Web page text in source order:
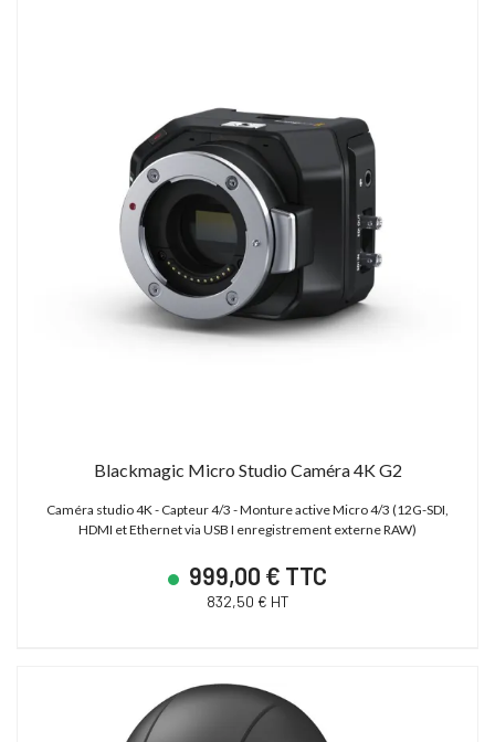
Blackmagic Micro Studio Caméra 4K G2
Caméra studio 4K - Capteur 4/3 - Monture active Micro 4/3 (12G-SDI,
HDMI et Ethernet via USB I enregistrement externe RAW)
999,00 € TTC
832,50 € HT